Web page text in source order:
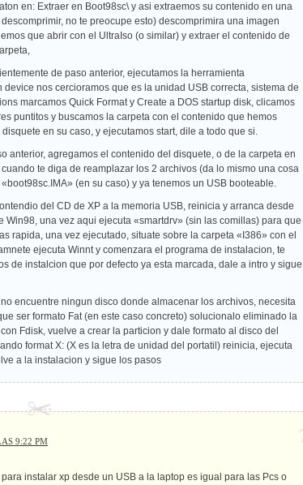
en: Extraer en Boot98sc\ y asi extraemos su contenido en una
no te preocupe esto) descomprimira una imagen
que abrir con el UltraIso (o similar) y extraer el contenido de
de paso anterior, ejecutamos la herramienta
nos cercioramos que es la unidad USB correcta, sistema de
marcamos Quick Format y Create a DOS startup disk, clicamos
puntitos y buscamos la carpeta con el contenido que hemos
en su caso, y ejecutamos start, dile a todo que si.
anterior, agregamos el contenido del disquete, o de la carpeta en
te diga de reamplazar los 2 archivos (da lo mismo una cosa
(en su caso) y ya tenemos un USB booteable.
del CD de XP a la memoria USB, reinicia y arranca desde
Win98, una vez aqui ejecuta «smartdrv» (sin las comillas) para que
rapida, una vez ejecutado, situate sobre la carpeta «I386» con el
ejecuta Winnt y comenzara el programa de instalacion, te
de instalcion que por defecto ya esta marcada, dale a intro y sigue
encuentre ningun disco donde almacenar los archivos, necesita
ser formato Fat (en este caso concreto) solucionalo eliminado la
Fdisk, vuelve a crear la particion y dale formato al disco del
format X: (X es la letra de unidad del portatil) reinicia, ejecuta
a la instalacion y sigue los pasos
9:22 PM
instalar xp desde un USB a la laptop es igual para las Pcs o